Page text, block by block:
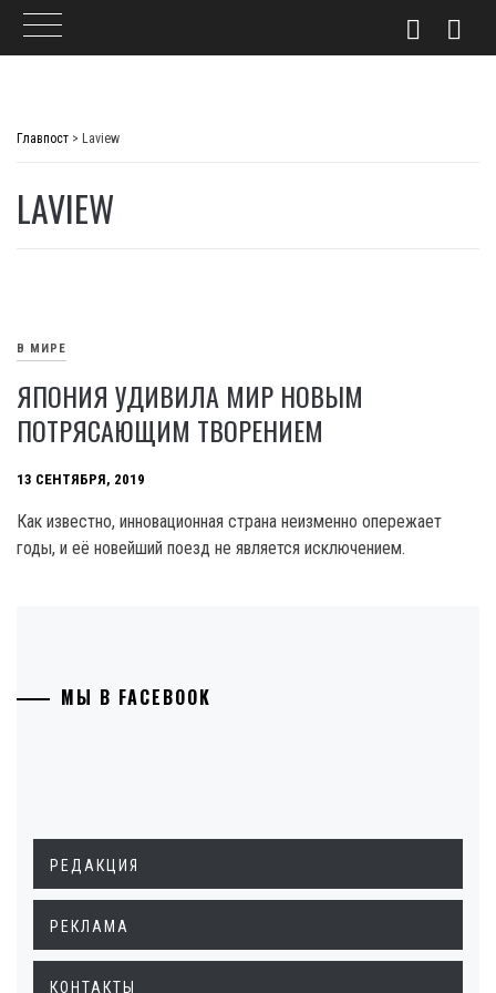
Главпост > Laview
LAVIEW
В МИРЕ
ЯПОНИЯ УДИВИЛА МИР НОВЫМ
ПОТРЯСАЮЩИМ ТВОРЕНИЕМ
13 СЕНТЯБРЯ, 2019
Как известно, инновационная страна неизменно опережает
годы, и её новейший поезд не является исключением.
МЫ В FACEBOOK
РЕДАКЦИЯ
РЕКЛАМА
КОНТАКТЫ